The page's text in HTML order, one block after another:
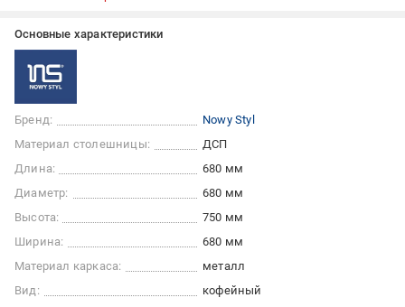
Основные характеристики
Бренд:
Nowy Styl
Материал столешницы:
ДСП
Длина:
680 мм
Диаметр:
680 мм
Высота:
750 мм
Ширина:
680 мм
Материал каркаса:
металл
Вид:
кофейный